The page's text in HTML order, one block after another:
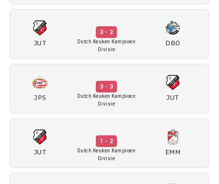
JUT
3 - 2
Dutch Keuken Kampioen
Divisie
DBO
JPS
3 - 3
Dutch Keuken Kampioen
Divisie
JUT
JUT
1 - 2
Dutch Keuken Kampioen
Divisie
EMM